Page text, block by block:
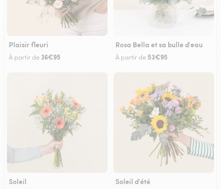
Plaisir fleuri
À partir de 36€95
Rosa Bella et sa bulle d'eau
À partir de 53€95
Soleil Soleil d'été